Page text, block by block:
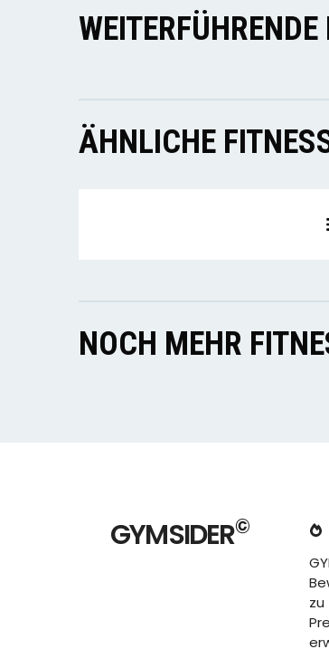
ÄHNLICHE
NOCH MEHR
GYMSIDER©